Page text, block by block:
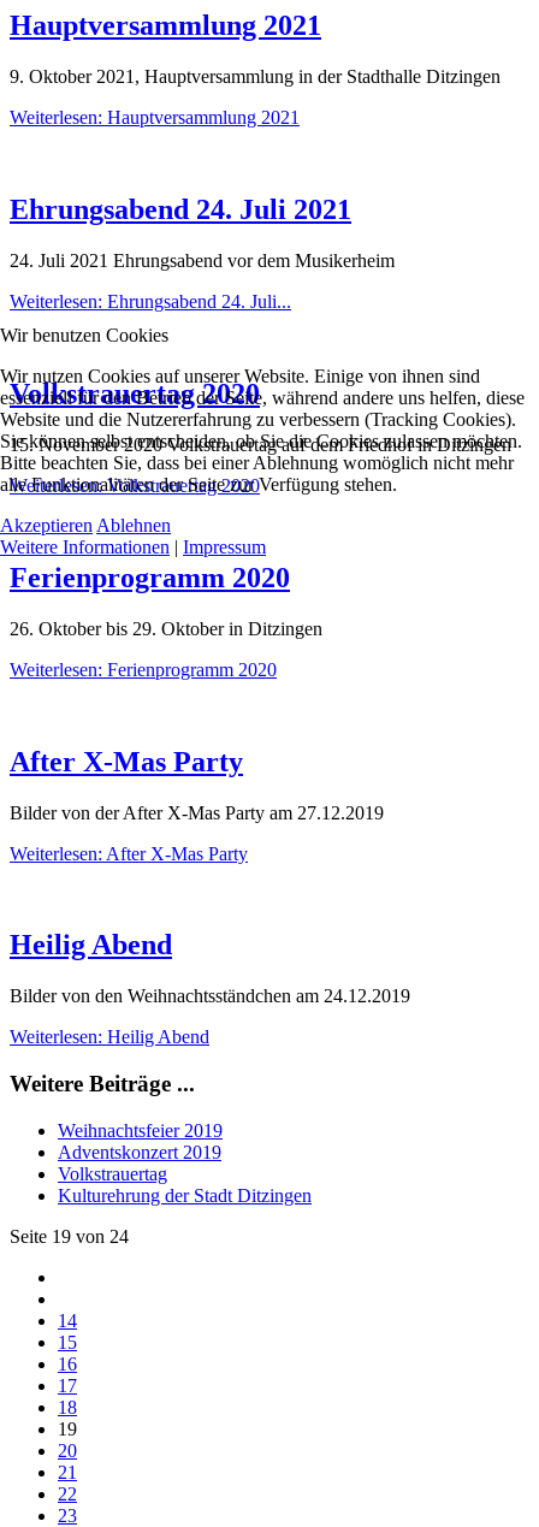
Hauptversammlung 2021
9. Oktober 2021, Hauptversammlung in der Stadthalle Ditzingen
Weiterlesen: Hauptversammlung 2021
Ehrungsabend 24. Juli 2021
24. Juli 2021 Ehrungsabend vor dem Musikerheim
Weiterlesen: Ehrungsabend 24. Juli...
Volkstrauertag 2020
15. November 2020 Volkstrauertag auf dem Friedhof in Ditzingen
Weiterlesen: Volkstrauertag 2020
Ferienprogramm 2020
26. Oktober bis 29. Oktober in Ditzingen
Weiterlesen: Ferienprogramm 2020
After X-Mas Party
Bilder von der After X-Mas Party am 27.12.2019
Weiterlesen: After X-Mas Party
Heilig Abend
Bilder von den Weihnachtsständchen am 24.12.2019
Weiterlesen: Heilig Abend
Weitere Beiträge ...
Weihnachtsfeier 2019
Adventskonzert 2019
Volkstrauertag
Kulturehrung der Stadt Ditzingen
Seite 19 von 24
14
15
16
17
18
19
20
21
22
23
Wir benutzen Cookies
Wir nutzen Cookies auf unserer Website. Einige von ihnen sind
essenziell für den Betrieb der Seite, während andere uns helfen, diese
Website und die Nutzererfahrung zu verbessern (Tracking Cookies).
Sie können selbst entscheiden, ob Sie die Cookies zulassen möchten.
Bitte beachten Sie, dass bei einer Ablehnung womöglich nicht mehr
alle Funktionalitäten der Seite zur Verfügung stehen.
Akzeptieren Ablehnen
Weitere Informationen | Impressum